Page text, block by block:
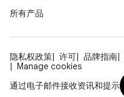
所有产品
隐私权政策 许可 品牌指南
Manage cookies
通过电子邮件接收资讯和提示